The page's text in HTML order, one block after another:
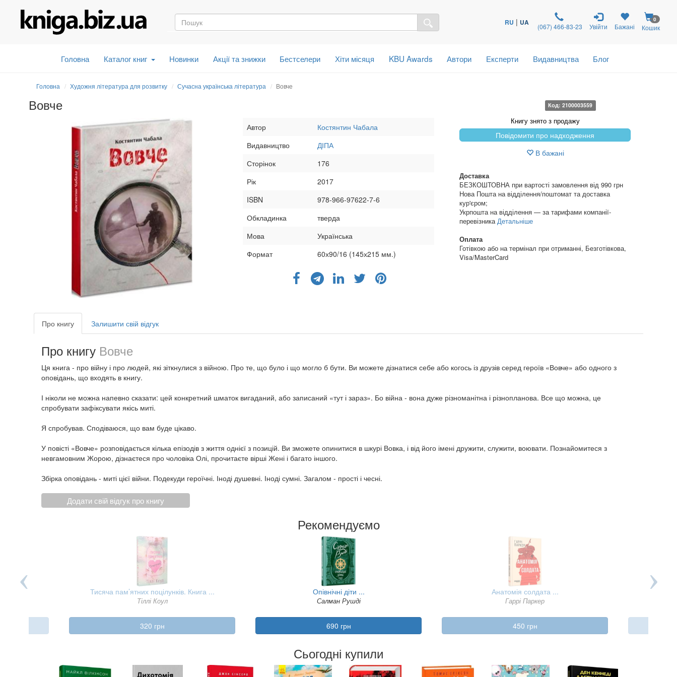
RU | UA (067) 466-83-23 Увійти Бажані
0
Кошик
Головна Каталог книг Новинки Акції та знижки Бестселери Хіти місяця KBU Awards Автори Експерти Видавництва Блог
Головна Художня література для розвитку Сучасна українська література Вовче
Вовче Код: 2100003559
Книгу знято з продажу
Повідомити про надходження
В бажані
Доставка
БЕЗКОШТОВНА при вартості замовлення від 990 грн
Нова Пошта на відділення/поштомат та доставка
кур'єром;
Укрпошта на відділення — за тарифами компанії-
перевізника Детальніше
Оплата
Готівкою або на термінал при отриманні, Безготівкова,
Visa/MasterCard
Автор
Костянтин Чабала
Видавництво
ДІПА
Сторінок
176
Рік
2017
ISBN
978-966-97622-7-6
Обкладинка
тверда
Мова
Українська
Формат
60х90/16 (145х215 мм.)
Про книгу Залишити свій відгук
Про книгу Вовче
Ця книга - про війну і про людей, які зіткнулися з війною. Про те, що було і що могло б бути. Ви можете дізнатися себе або когось із друзів серед героїв «Вовче» або одного з
оповідань, що входять в книгу.
І ніколи не можна напевно сказати: цей конкретний шматок вигаданий, або записаний «тут і зараз». Бо війна - вона дуже різноманітна і різнопланова. Все що можна, це
спробувати зафіксувати якісь миті.
Я спробував. Сподіваюся, що вам буде цікаво.
У повісті «Вовче» розповідається кілька епізодів з життя однієї з позицій. Ви зможете опинитися в шкурі Вовка, і від його імені дружити, служити, воювати. Познайомитеся з
невгамовним Жорою, дізнаєтеся про чоловіка Олі, прочитаєте вірші Жені і багато іншого.
Збірка оповідань - миті цієї війни. Подекуди героїчні. Іноді душевні. Іноді сумні. Загалом - прості і чесні.
Додати свій відгук про книгу
Рекомендуємо
п ... Тисяча пам’ятних поцілунків. Книга ...
Тіллі Коул
320 грн
Опівнічні діти ...
Салман Рушді
690 грн
Анатомія солдата ...
Гаррі Паркер
450 грн
Сьогодні купили